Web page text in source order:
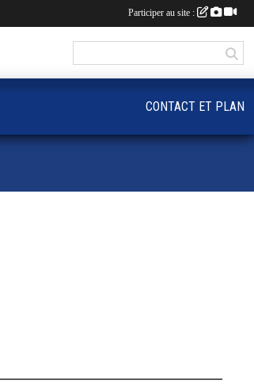
CONTACT ET PLAN
Participer au site :